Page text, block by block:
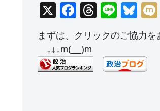
X
F
c
e
b
T
e
a
d
Li
e
Bl
u
e
sk
y
まずは、クリックのご協力を
↓↓↓m(__)m